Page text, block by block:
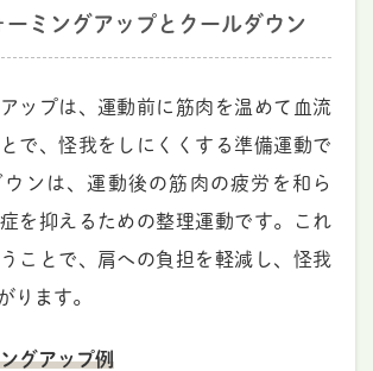
ーミングアップとクールダウン
ップは、運動前に筋肉を温めて血流
で、怪我をしにくくする準備運動で
ンは、運動後の筋肉の疲労を和ら
を抑えるための整理運動です。これ
ことで、肩への負担を軽減し、怪我
ります。
グアップ例